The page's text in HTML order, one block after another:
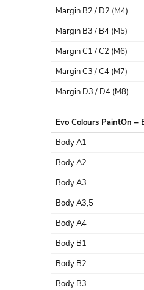
Margin B2 / D2 (M4)
Margin B3 / B4 (M5)
Margin C1 / C2 (M6)
Margin C3 / C4 (M7)
Margin D3 / D4 (M8)
Evo Colours PaintOn –
Body A1
Body A2
Body A3
Body A3,5
Body A4
Body B1
Body B2
Body B3